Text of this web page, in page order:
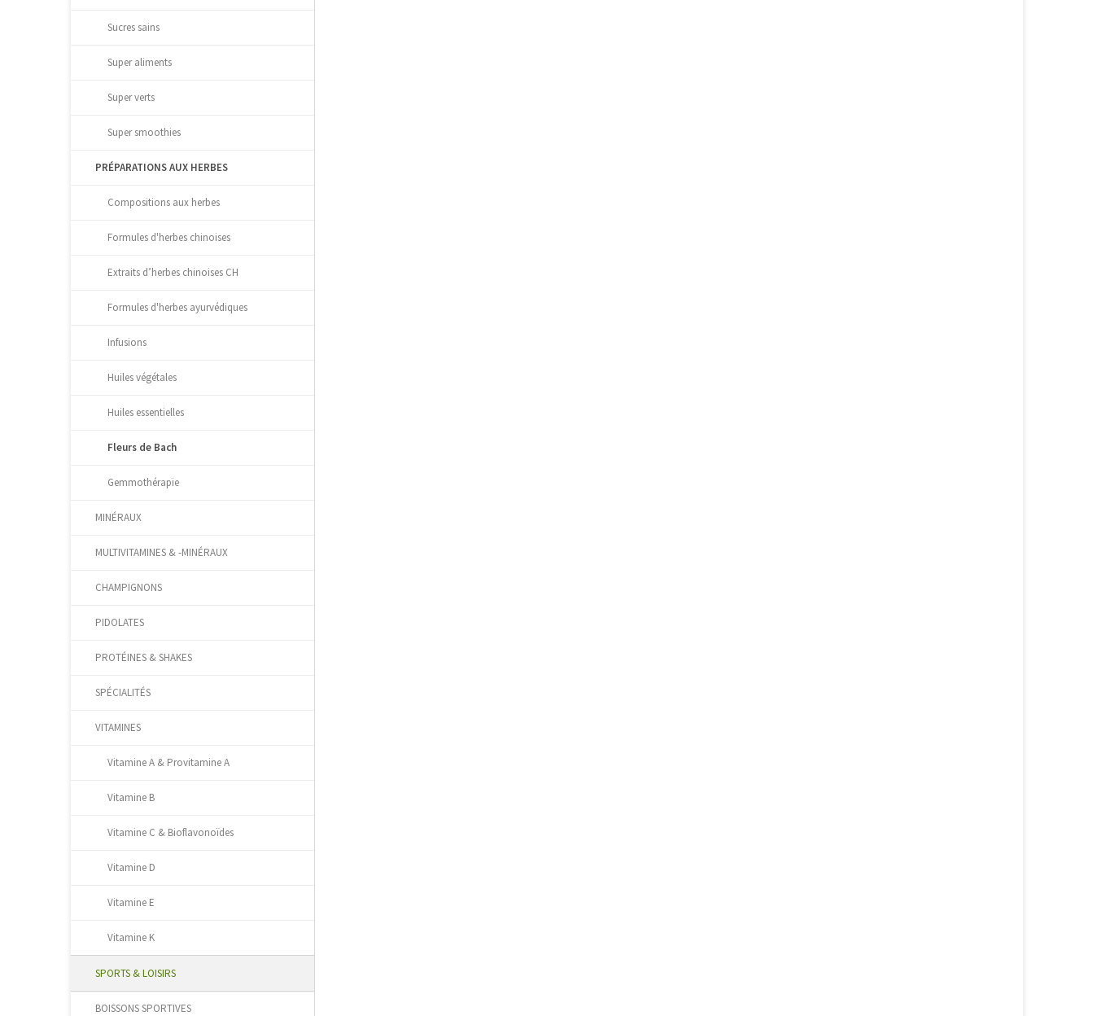
Sucres sains
Super aliments
Super verts
Super smoothies
PRÉPARATIONS AUX HERBES
Compositions aux herbes
Formules d'herbes chinoises
Extraits d’herbes chinoises CH
Formules d'herbes ayurvédiques
Infusions
Huiles végétales
Huiles essentielles
Fleurs de Bach
Gemmothérapie
MINÉRAUX
MULTIVITAMINES & -MINÉRAUX
CHAMPIGNONS
PIDOLATES
PROTÉINES & SHAKES
SPÉCIALITÉS
VITAMINES
Vitamine A & Provitamine A
Vitamine B
Vitamine C & Bioflavonoïdes
Vitamine D
Vitamine E
Vitamine K
SPORTS & LOISIRS
BOISSONS SPORTIVES